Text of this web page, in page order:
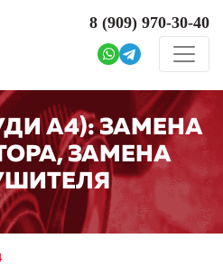
8 (909) 970-30-40
А4): ЗАМЕНА
ЗАМЕНА